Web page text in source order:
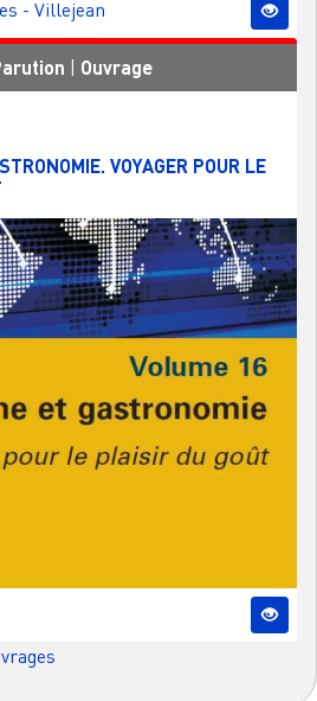
- Villejean
Ouvrage
VOYAGER POUR LE